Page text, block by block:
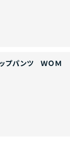
プパンツ ＷＯＭ